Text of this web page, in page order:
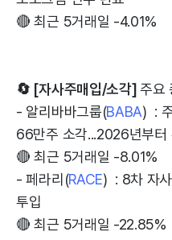
🔴 최근 5거래일 -4.01%
🔄 [자사주매입/소각]주요
- 알리바바그룹(BABA) :
66만주 소각...2026년부터
🔴 최근 5거래일 -8.01%
- 페라리(RACE) : 8차 자
투입
🔴 최근 5거래일 -22.85%